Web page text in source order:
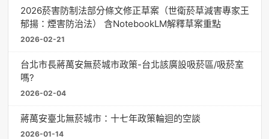
2026菸害防制法部分條文修正草案（世衛菸草減害專家王
郁揚：煙害防治法） 含NotebookLM解釋草案重點
2026-02-21
台北市長蔣萬安無菸城市政策-台北該廣設吸菸區/吸菸室
嗎?
2026-02-04
蔣萬安臺北無菸城市：十七年政策輪迴的空談
2026-01-14